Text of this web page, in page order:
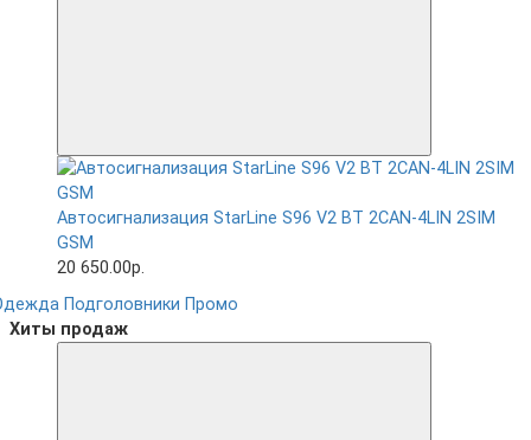
Автосигнализация StarLine S96 V2 BT 2CAN-4LIN 2SIM
GSM
20 650.00р.
Подголовники Промо
Хиты продаж